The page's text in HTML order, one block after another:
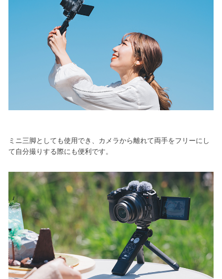
ミニ三脚としても使用でき、カメラから離れて両手をフリーにし
て自分撮りする際にも便利です。